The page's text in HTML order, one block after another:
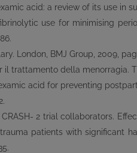
acid: a review of its use in
use for minimising
London, BMJ Group, 2009,
il trattamento della menorragia.
acid for preventing
2 trial collaborators.
patients with significant